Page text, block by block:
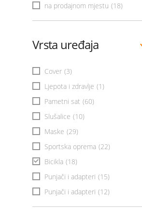
na prodajnom mjestu (18)
Vrsta uređaja
Cover (3)
Ljepota i zdravlje (1)
Pametni sat (60)
Slušalice (10)
Maske (29)
Sportska oprema (22)
Bicikla (18)
Punjači i adapteri (15)
Punjači i adapteri (12)